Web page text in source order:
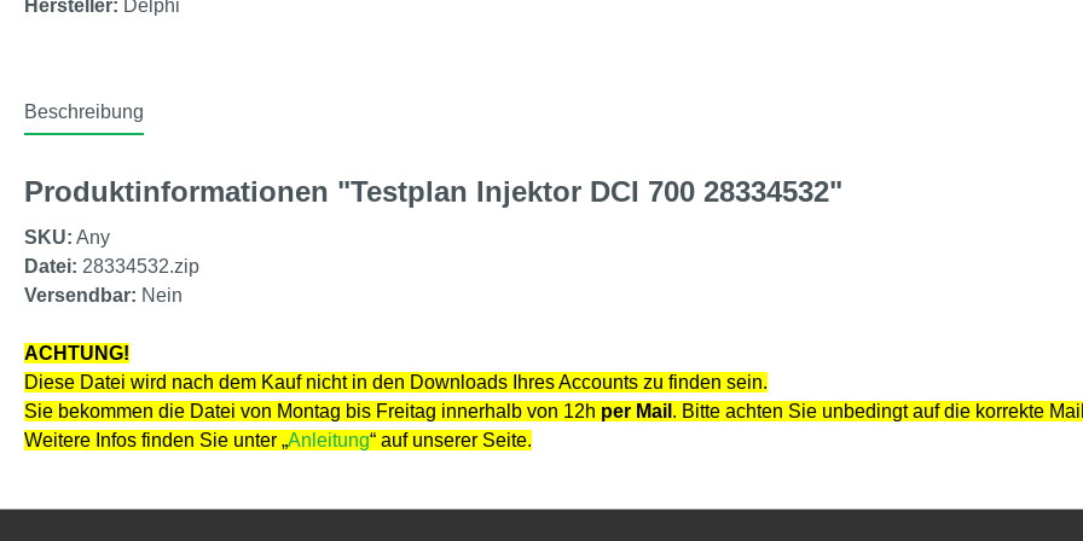
Hersteller: Delphi
Beschreibung
Produktinformationen "Testplan Injektor DCI 700 28334532"
SKU: Any
Datei: 28334532.zip
Versendbar: Nein
ACHTUNG!
Diese Datei wird nach dem Kauf nicht in den Downloads Ihres Accounts zu finden sein.
Sie bekommen die Datei von Montag bis Freitag innerhalb von 12h per Mail . Bitte achten Sie unbedingt auf die korrekte
Weitere Infos finden Sie unter „Anleitung“ auf unserer Seite.